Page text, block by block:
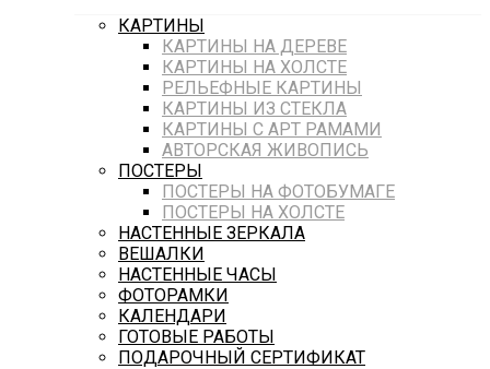
КАРТИНЫ
КАРТИНЫ НА ДЕРЕВЕ
КАРТИНЫ НА ХОЛСТЕ
РЕЛЬЕФНЫЕ КАРТИНЫ
КАРТИНЫ ИЗ СТЕКЛА
КАРТИНЫ С АРТ РАМАМИ
АВТОРСКАЯ ЖИВОПИСЬ
ПОСТЕРЫ
ПОСТЕРЫ НА ФОТОБУМАГЕ
ПОСТЕРЫ НА ХОЛСТЕ
НАСТЕННЫЕ ЗЕРКАЛА
ВЕШАЛКИ
НАСТЕННЫЕ ЧАСЫ
ФОТОРАМКИ
КАЛЕНДАРИ
ГОТОВЫЕ РАБОТЫ
ПОДАРОЧНЫЙ СЕРТИФИКАТ